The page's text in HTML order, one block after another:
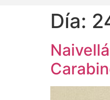
Día: